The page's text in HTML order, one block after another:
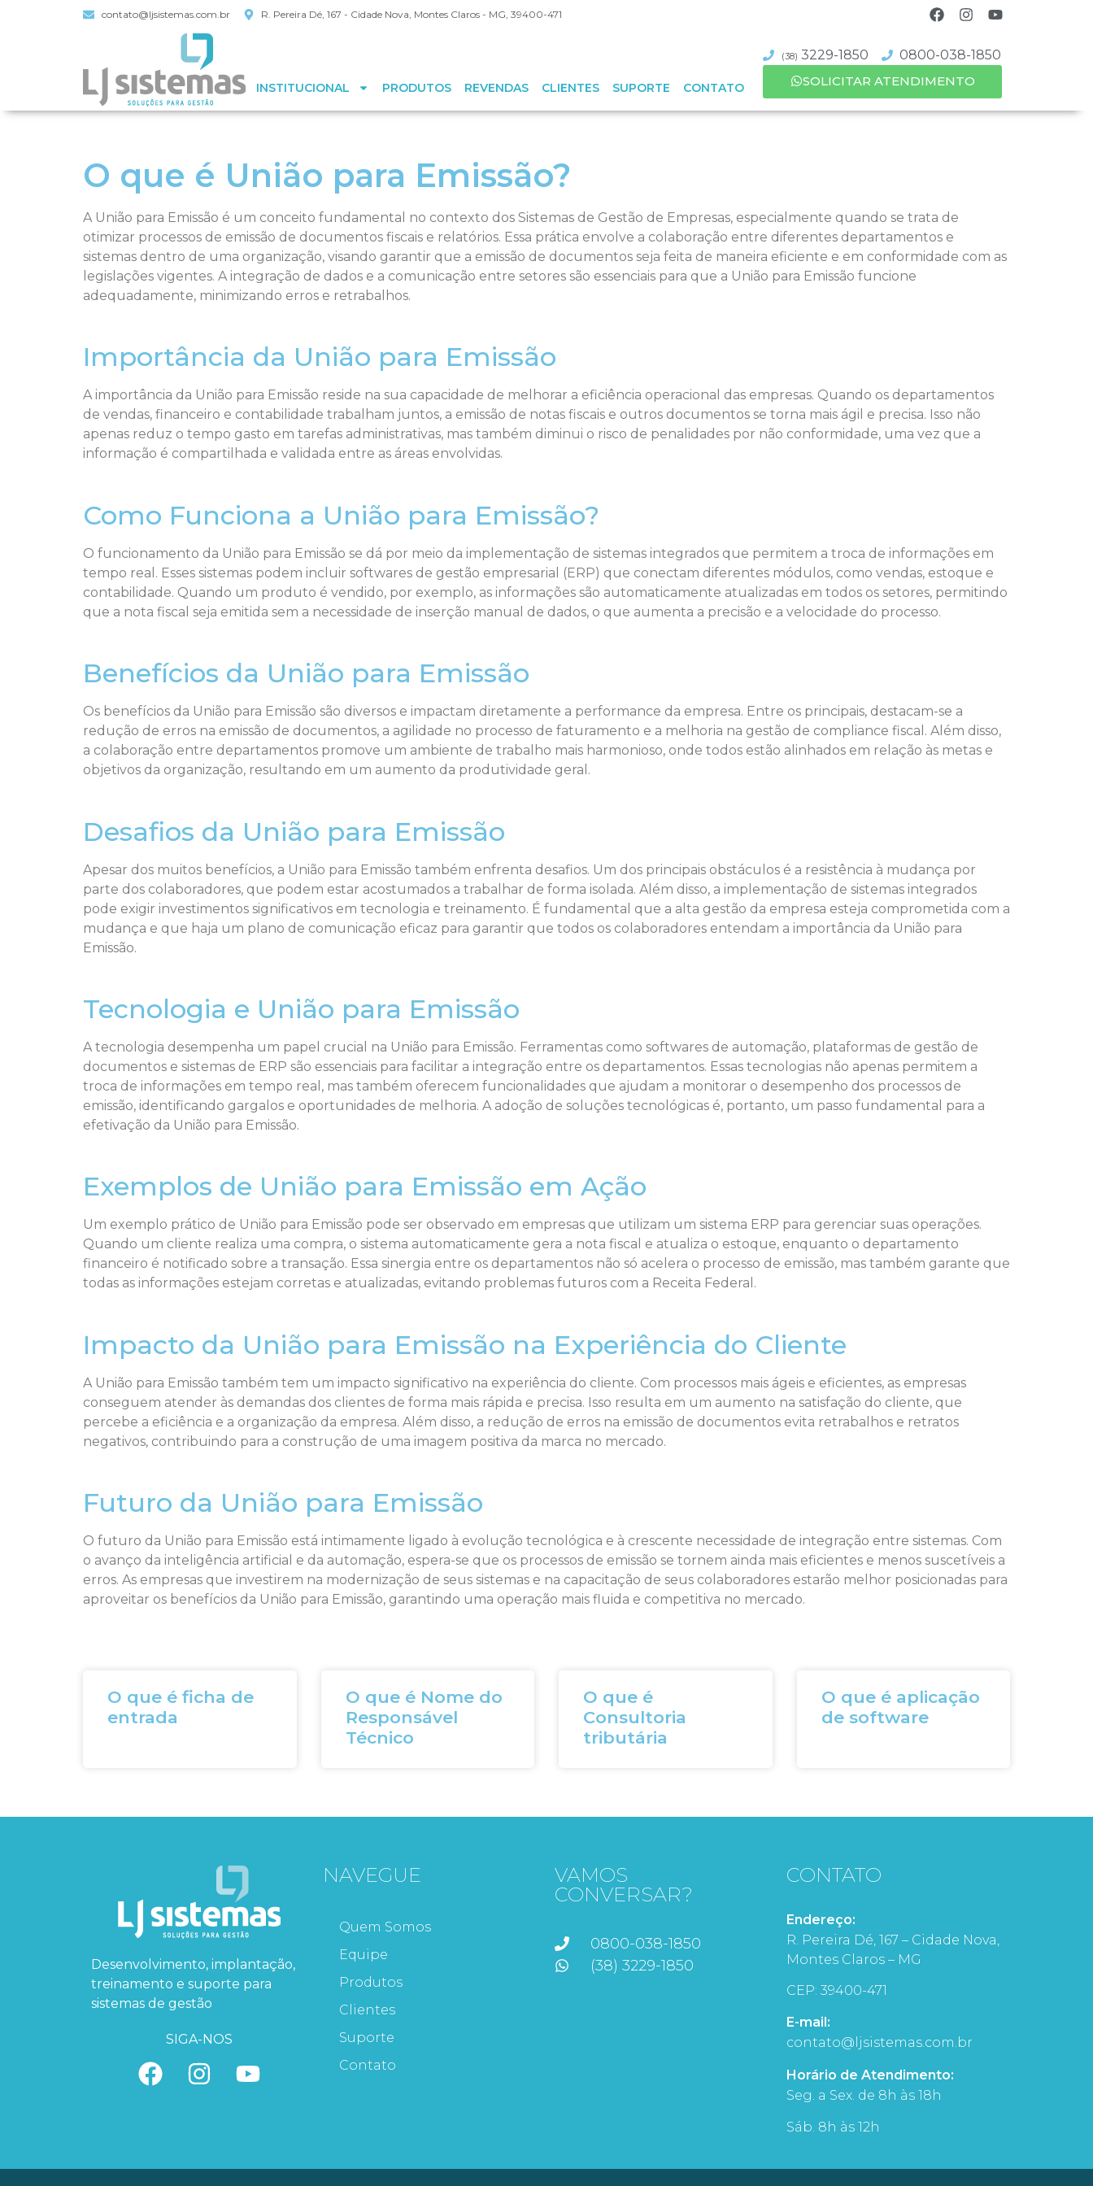
contato@ljsistemas.com.br R. Pereira Dé, 167 - Cidade Nova, Montes Claros - MG, 39400-471
INSTITUCIONAL PRODUTOS REVENDAS CLIENTES SUPORTE CONTATO
(38) 3229-1850
0800-038-1850
SOLICITAR ATENDIMENTO
O que é União para Emissão?
A União para Emissão é um conceito fundamental no contexto dos Sistemas de Gestão de Empresas, especialmente quando se trata de
otimizar processos de emissão de documentos fiscais e relatórios. Essa prática envolve a colaboração entre diferentes departamentos e
sistemas dentro de uma organização, visando garantir que a emissão de documentos seja feita de maneira eficiente e em conformidade com as
legislações vigentes. A integração de dados e a comunicação entre setores são essenciais para que a União para Emissão funcione
adequadamente, minimizando erros e retrabalhos.
Importância da União para Emissão
A importância da União para Emissão reside na sua capacidade de melhorar a eficiência operacional das empresas. Quando os departamentos
de vendas, financeiro e contabilidade trabalham juntos, a emissão de notas fiscais e outros documentos se torna mais ágil e precisa. Isso não
apenas reduz o tempo gasto em tarefas administrativas, mas também diminui o risco de penalidades por não conformidade, uma vez que a
informação é compartilhada e validada entre as áreas envolvidas.
Como Funciona a União para Emissão?
O funcionamento da União para Emissão se dá por meio da implementação de sistemas integrados que permitem a troca de informações em
tempo real. Esses sistemas podem incluir softwares de gestão empresarial (ERP) que conectam diferentes módulos, como vendas, estoque e
contabilidade. Quando um produto é vendido, por exemplo, as informações são automaticamente atualizadas em todos os setores, permitindo
que a nota fiscal seja emitida sem a necessidade de inserção manual de dados, o que aumenta a precisão e a velocidade do processo.
Benefícios da União para Emissão
Os benefícios da União para Emissão são diversos e impactam diretamente a performance da empresa. Entre os principais, destacam-se a
redução de erros na emissão de documentos, a agilidade no processo de faturamento e a melhoria na gestão de compliance fiscal. Além disso,
a colaboração entre departamentos promove um ambiente de trabalho mais harmonioso, onde todos estão alinhados em relação às metas e
objetivos da organização, resultando em um aumento da produtividade geral.
Desafios da União para Emissão
Apesar dos muitos benefícios, a União para Emissão também enfrenta desafios. Um dos principais obstáculos é a resistência à mudança por
parte dos colaboradores, que podem estar acostumados a trabalhar de forma isolada. Além disso, a implementação de sistemas integrados
pode exigir investimentos significativos em tecnologia e treinamento. É fundamental que a alta gestão da empresa esteja comprometida com a
mudança e que haja um plano de comunicação eficaz para garantir que todos os colaboradores entendam a importância da União para
Emissão.
Tecnologia e União para Emissão
A tecnologia desempenha um papel crucial na União para Emissão. Ferramentas como softwares de automação, plataformas de gestão de
documentos e sistemas de ERP são essenciais para facilitar a integração entre os departamentos. Essas tecnologias não apenas permitem a
troca de informações em tempo real, mas também oferecem funcionalidades que ajudam a monitorar o desempenho dos processos de
emissão, identificando gargalos e oportunidades de melhoria. A adoção de soluções tecnológicas é, portanto, um passo fundamental para a
efetivação da União para Emissão.
Exemplos de União para Emissão em Ação
Um exemplo prático de União para Emissão pode ser observado em empresas que utilizam um sistema ERP para gerenciar suas operações.
Quando um cliente realiza uma compra, o sistema automaticamente gera a nota fiscal e atualiza o estoque, enquanto o departamento
financeiro é notificado sobre a transação. Essa sinergia entre os departamentos não só acelera o processo de emissão, mas também garante que
todas as informações estejam corretas e atualizadas, evitando problemas futuros com a Receita Federal.
Impacto da União para Emissão na Experiência do Cliente
A União para Emissão também tem um impacto significativo na experiência do cliente. Com processos mais ágeis e eficientes, as empresas
conseguem atender às demandas dos clientes de forma mais rápida e precisa. Isso resulta em um aumento na satisfação do cliente, que
percebe a eficiência e a organização da empresa. Além disso, a redução de erros na emissão de documentos evita retrabalhos e retratos
negativos, contribuindo para a construção de uma imagem positiva da marca no mercado.
Futuro da União para Emissão
O futuro da União para Emissão está intimamente ligado à evolução tecnológica e à crescente necessidade de integração entre sistemas. Com
o avanço da inteligência artificial e da automação, espera-se que os processos de emissão se tornem ainda mais eficientes e menos suscetíveis a
erros. As empresas que investirem na modernização de seus sistemas e na capacitação de seus colaboradores estarão melhor posicionadas para
aproveitar os benefícios da União para Emissão, garantindo uma operação mais fluida e competitiva no mercado.
O que é ficha de
entrada
O que é Nome do
Responsável
Técnico
O que é
Consultoria
tributária
O que é aplicação
de software
Desenvolvimento, implantação,
treinamento e suporte para
sistemas de gestão
SIGA-NOS
NAVEGUE
Quem Somos
Equipe
Produtos
Clientes
Suporte
Contato
VAMOS
CONVERSAR?
0800-038-1850
(38) 3229-1850
CONTATO
Endereço:
R. Pereira Dé, 167 – Cidade Nova,
Montes Claros – MG
CEP: 39400-471
E-mail:
contato@ljsistemas.com.br
Horário de Atendimento:
Seg. a Sex. de 8h às 18h
Sáb. 8h às 12h